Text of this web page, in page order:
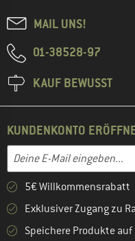
MAIL UNS!
01-38528-97
KAUF BEWUSST
KUNDENKONTO
E-Mail-Adresse
Gib hier deine E-Mail-
5€
Exklusiver Zugang zu
Speichere Produkte